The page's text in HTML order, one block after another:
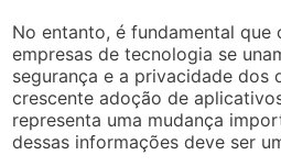
No entanto, é fundamental que
empresas de tecnologia se
segurança e a privacidade dos
crescente adoção de
representa uma mudança
dessas informações deve ser